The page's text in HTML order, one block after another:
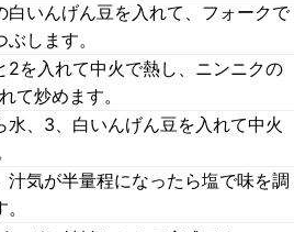
白いんげん豆を入れて、フォークで
します。
2を入れて中火で熱し、ニンニクの
て炒めます。
水、3、白いんげん豆を入れて中火
汁気が半量程になったら塩で味を調